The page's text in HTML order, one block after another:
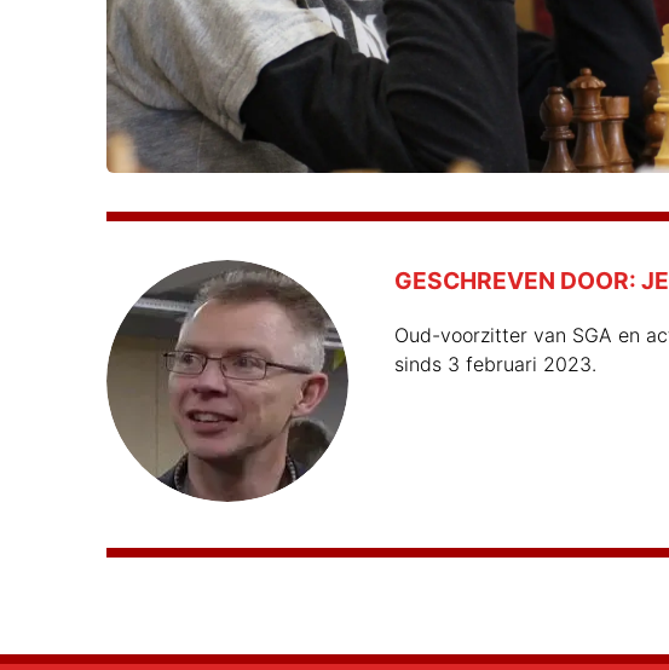
GESCHREVEN DOOR:
Oud-voorzitter van SGA en
sinds 3 februari 2023.